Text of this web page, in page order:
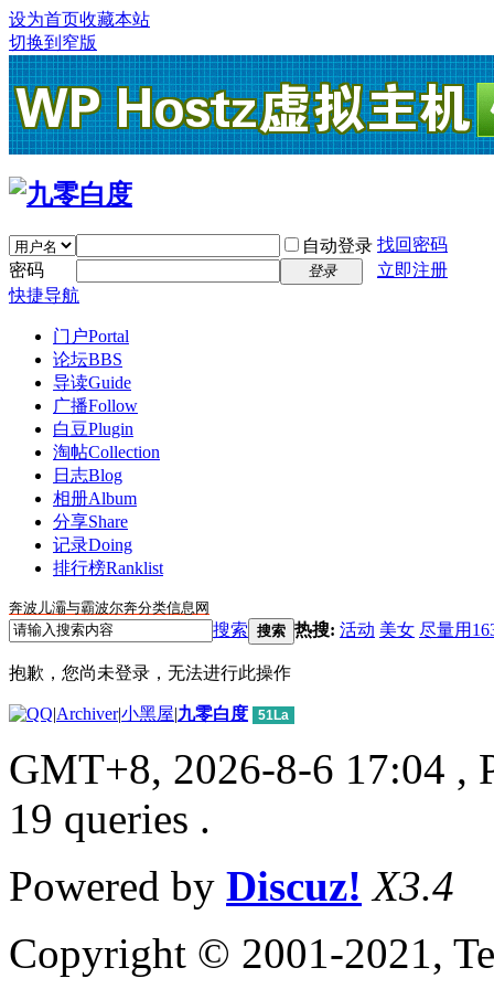
设为首页收藏本站
切换到窄版
自动登录 找回密码
密码
登录
立即注册
快捷导航
门户Portal
论坛BBS
导读Guide
广播Follow
白豆Plugin
淘帖Collection
日志Blog
相册Album
分享Share
记录Doing
排行榜Ranklist
奔波儿灞与霸波尔奔分类信息网
搜索 搜索 热搜: 活动 美女 尽量用
抱歉，您尚未登录，无法进行此操作
|Archiver|小黑屋|九零白度 51La
GMT+8, 2026-8-6 17:04 ,
19 queries .
Powered by Discuz! X3.4
Copyright © 2001-2021,